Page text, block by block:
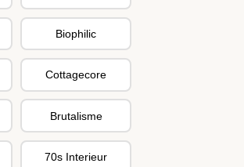
Biophilic
Cottagecore
Brutalisme
70s Interieur